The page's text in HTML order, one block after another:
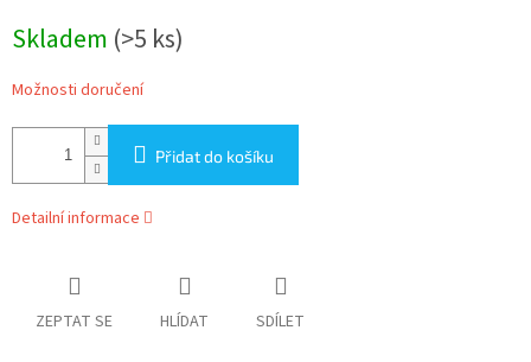
cena:
Skladem (>5 ks)
Možnosti doručení
Přidat do košíku
Detailní informace
ZEPTAT SE HLÍDAT SDÍLET